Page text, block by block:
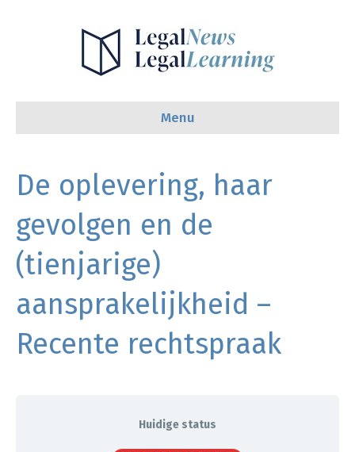
Menu
De oplevering, haar
gevolgen en de
(tienjarige)
aansprakelijkheid –
Recente rechtspraak
Huidige status